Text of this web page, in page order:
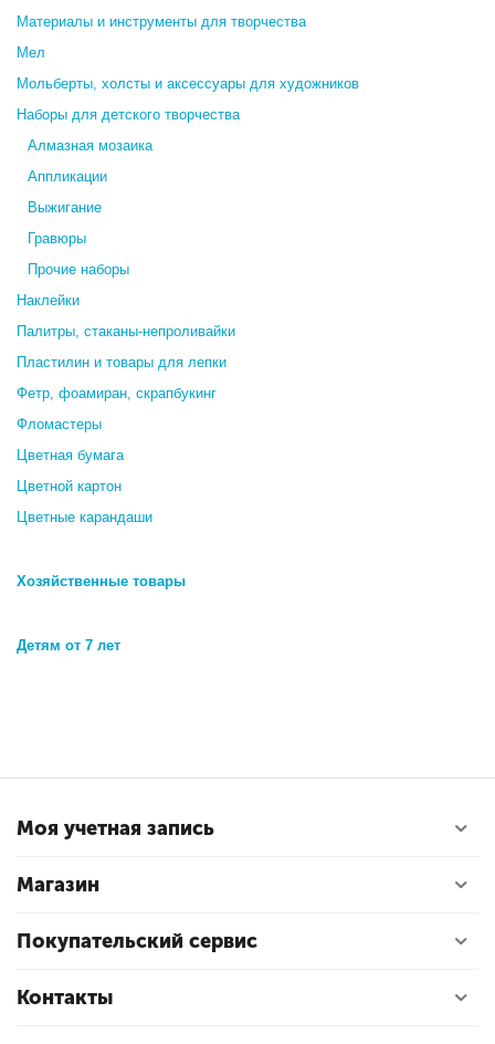
Материалы и инструменты для творчества
Мел
Мольберты, холсты и аксессуары для художников
Наборы для детского творчества
Алмазная мозаика
Аппликации
Выжигание
Гравюры
Прочие наборы
Наклейки
Палитры, стаканы-непроливайки
Пластилин и товары для лепки
Фетр, фоамиран, скрапбукинг
Фломастеры
Цветная бумага
Цветной картон
Цветные карандаши
Хозяйственные товары
Детям от 7 лет
Моя учетная запись
Магазин
Покупательский сервис
Контакты